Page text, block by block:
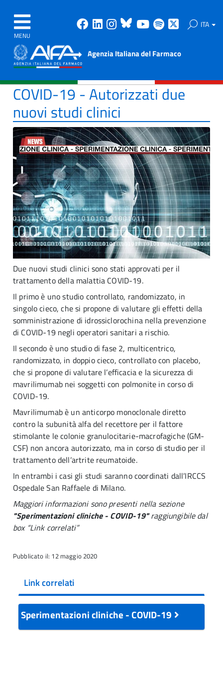
MENU
Facebook
Linkedin
Instagram
Bluesky
Youtube
Spotify ITA
Agenzia Italiana del Farmaco
COVID-19 - Autorizzati due
nuovi studi clinici
Due nuovi studi clinici sono stati approvati per il
trattamento della malattia COVID-19.
Il primo è uno studio controllato, randomizzato, in
singolo cieco, che si propone di valutare gli effetti della
somministrazione di idrossiclorochina nella prevenzione
di COVID-19 negli operatori sanitari a rischio.
Il secondo è uno studio di fase 2, multicentrico,
randomizzato, in doppio cieco, controllato con placebo,
che si propone di valutare l’efficacia e la sicurezza di
mavrilimumab nei soggetti con polmonite in corso di
COVID-19.
Mavrilimumab è un anticorpo monoclonale diretto
contro la subunità alfa del recettore per il fattore
stimolante le colonie granulocitarie-macrofagiche (GM-
CSF) non ancora autorizzato, ma in corso di studio per il
trattamento dell’artrite reumatoide.
In entrambi i casi gli studi saranno coordinati dall’IRCCS
Ospedale San Raffaele di Milano.
Maggiori informazioni sono presenti nella sezione
"Sperimentazioni cliniche - COVID-19"raggiungibile dal
box “Link correlati”
Pubblicato il: 12 maggio 2020
Link correlati
Sperimentazioni cliniche - COVID-19